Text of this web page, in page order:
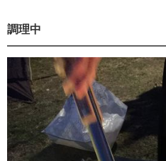
調理中